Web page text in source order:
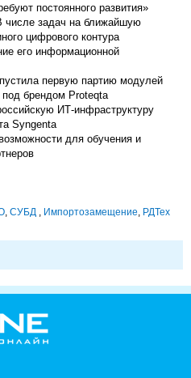
постоянного развития»
задач на ближайшую
цифрового контура
его информационной
первую партию модулей
под брендом Proteqta
ИТ-инфраструктуру
Syngenta
для обучения и
, СУБД , Импорто­замещение, РДТех